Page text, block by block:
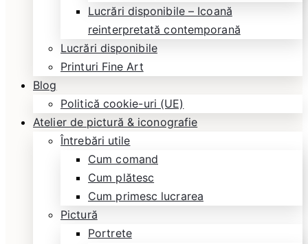
Lucrări disponibile – Icoană
reinterpretată contemporană
Lucrări disponibile
Printuri Fine Art
Blog
Politică cookie-uri (UE)
Atelier de pictură & iconografie
Întrebări utile
Cum comand
Cum plătesc
Cum primesc lucrarea
Pictură
Portrete